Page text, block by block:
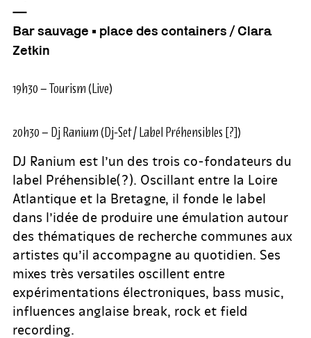
—
Bar sauvage • place des containers / Clara
Zetkin
19h30 – Tourism (Live)
20h30 – Dj Ranium (Dj-Set / Label Préhensibles [?])
DJ Ranium est l’un des trois co-fondateurs du
label Préhensible(?). Oscillant entre la Loire
Atlantique et la Bretagne, il fonde le label
dans l’idée de produire une émulation autour
des thématiques de recherche communes aux
artistes qu’il accompagne au quotidien. Ses
mixes très versatiles oscillent entre
expérimentations électroniques, bass music,
influences anglaise break, rock et field
recording.